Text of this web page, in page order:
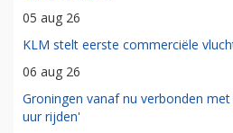
05 aug 26
KLM stelt eerste commerciële
06 aug 26
Groningen vanaf nu verbonden
uur rijden'